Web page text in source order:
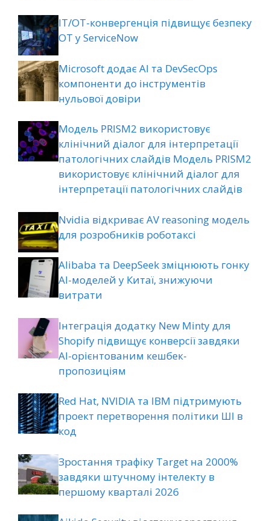
ІТ/ОТ-конвергенція підвищує безпеку
ОТ у ServiceNow
Microsoft додає AI та DevSecOps
компоненти до інструментів
нульової довіри
Модель PRISM2 використовує
клінічний діалог для інтерпретації
патологічних слайдів Модель PRISM2
використовує клінічний діалог для
інтерпретації патологічних слайдів
Nvidia відкриває AV reasoning модель
для розробників роботаксі
Alibaba та DeepSeek зміцнюють гонку
AI-моделей у Китаї, знижуючи
витрати
Інтеграція додатку New Minty для
Shopify підвищує конверсії завдяки
AI-орієнтованим кешбек-
пропозиціям
Red Hat, NVIDIA та IBM підтримують
проект перетворення політики ШІ в
код
Зростання трафіку Target на 2000%
завдяки штучному інтелекту в
першому кварталі 2026